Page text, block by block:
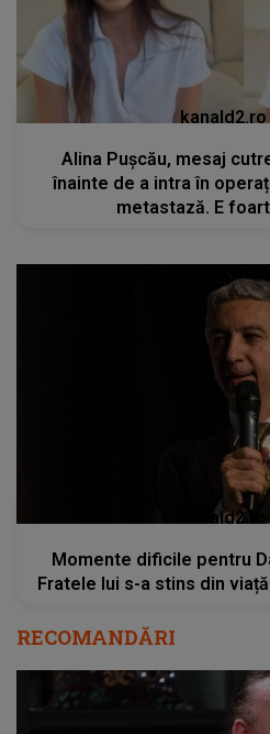
kanald2.ro
Alina Pușcău, mesaj
înainte de a intra în
metastază. E
kanald2.ro
Momente dificile pentru
Fratele lui s-a stins din
RECOMANDĂRI